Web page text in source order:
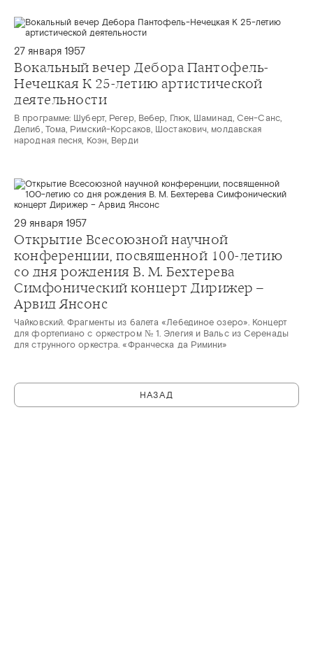
27 января 1957
Вокальный вечер Дебора Пантофель-
Нечецкая К 25-летию артистической
деятельности
В программе: Шуберт, Регер, Вебер, Глюк, Шаминад, Сен-Санс,
Делиб, Тома, Римский-Корсаков, Шостакович, молдавская
народная песня, Коэн, Верди
29 января 1957
Открытие Всесоюзной научной
конференции, посвященной 100-летию
со дня рождения В. М. Бехтерева
Симфонический концерт Дирижер –
Арвид Янсонс
Чайковский. Фрагменты из балета «Лебединое озеро». Концерт
для фортепиано с оркестром № 1. Элегия и Вальс из Серенады
для струнного оркестра. «Франческа да Римини»
НАЗАД